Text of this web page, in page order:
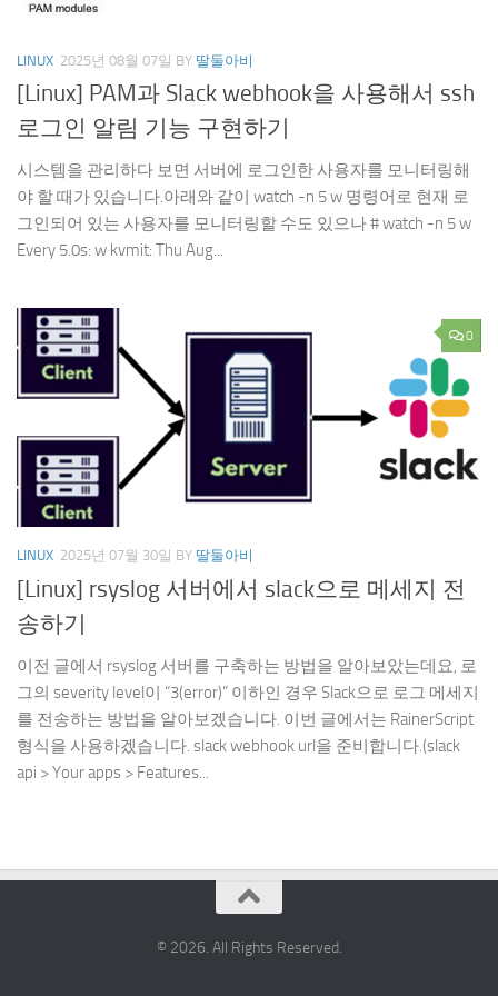
LINUX 2025년 08월 07일 BY 딸둘아비
[Linux] PAM과 Slack webhook을 사용해서 ssh
로그인 알림 기능 구현하기
시스템을 관리하다 보면 서버에 로그인한 사용자를 모니터링해
야 할 때가 있습니다.아래와 같이 watch -n 5 w 명령어로 현재 로
그인되어 있는 사용자를 모니터링할 수도 있으나 # watch -n 5 w
Every 5.0s: w kvmit: Thu Aug...
0
LINUX 2025년 07월 30일 BY 딸둘아비
[Linux] rsyslog 서버에서 slack으로 메세지 전
송하기
이전 글에서 rsyslog 서버를 구축하는 방법을 알아보았는데요, 로
그의 severity level이 “3(error)” 이하인 경우 Slack으로 로그 메세지
를 전송하는 방법을 알아보겠습니다. 이번 글에서는 RainerScript
형식을 사용하겠습니다. slack webhook url을 준비합니다.(slack
api > Your apps > Features...
© 2026. All Rights Reserved.